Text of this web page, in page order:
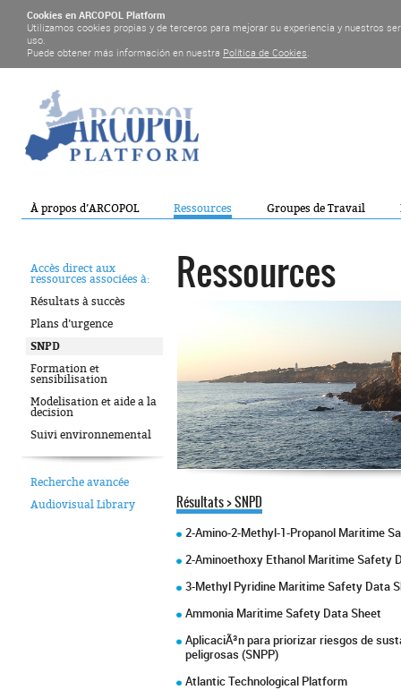
Cookies en ARCOPOL Platform
Utilizamos cookies propias y de terceros para mejorar su experiencia y nuestros
uso.
Puede obtener más información en nuestra Política de Cookies.
À propos d’ARCOPOL Ressources Groupes de Travail
Accès direct aux
ressources associées à:
Résultats à succès
Plans d’urgence
SNPD
Formation et
sensibilisation
Modelisation et aide a la
decision
Suivi environnemental
Recherche avancée
Audiovisual Library
Ressources
Résultats > SNPD
2-Amino-2-Methyl-1-Propanol Maritime
2-Aminoethoxy Ethanol Maritime Safety
3-Methyl Pyridine Maritime Safety Data
Ammonia Maritime Safety Data Sheet
AplicaciÃ³n para priorizar riesgos de
peligrosas (SNPP)
Atlantic Technological Platform